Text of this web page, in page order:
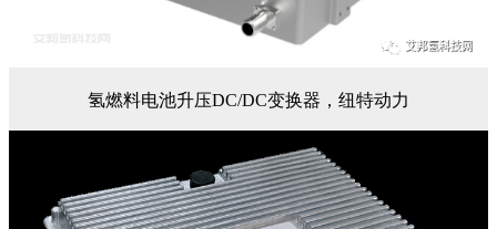
氢燃料电池升压DC/DC变换器，纽特动力